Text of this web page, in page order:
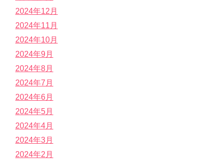
2024年12月
2024年11月
2024年10月
2024年9月
2024年8月
2024年7月
2024年6月
2024年5月
2024年4月
2024年3月
2024年2月